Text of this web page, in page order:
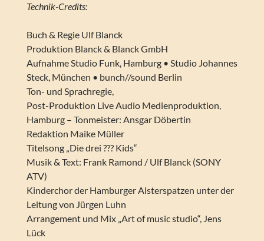
Technik-Credits:
Buch & Regie Ulf Blanck
Produktion Blanck & Blanck GmbH
Aufnahme Studio Funk, Hamburg • Studio Johannes
Steck, München • bunch//sound Berlin
Ton- und Sprachregie,
Post-Produktion Live Audio Medienproduktion,
Hamburg – Tonmeister: Ansgar Döbertin
Redaktion Maike Müller
Titelsong „Die drei ??? Kids“
Musik & Text: Frank Ramond / Ulf Blanck (SONY
ATV)
Kinderchor der Hamburger Alsterspatzen unter der
Leitung von Jürgen Luhn
Arrangement und Mix „Art of music studio“, Jens
Lück